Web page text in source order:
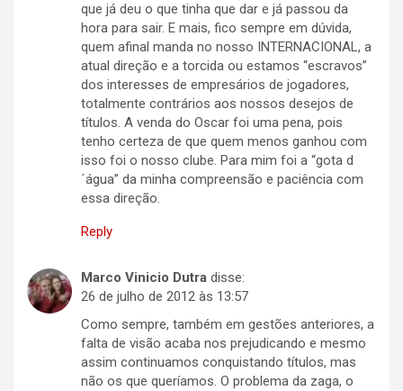
que já deu o que tinha que dar e já passou da
hora para sair. E mais, fico sempre em dúvida,
quem afinal manda no nosso INTERNACIONAL, a
atual direção e a torcida ou estamos “escravos”
dos interesses de empresários de jogadores,
totalmente contrários aos nossos desejos de
títulos. A venda do Oscar foi uma pena, pois
tenho certeza de que quem menos ganhou com
isso foi o nosso clube. Para mim foi a “gota d
´água” da minha compreensão e paciência com
essa direção.
Reply
Marco Vinicio Dutra disse:
26 de julho de 2012 às 13:57
Como sempre, também em gestões anteriores, a
falta de visão acaba nos prejudicando e mesmo
assim continuamos conquistando títulos, mas
não os que queríamos. O problema da zaga, o